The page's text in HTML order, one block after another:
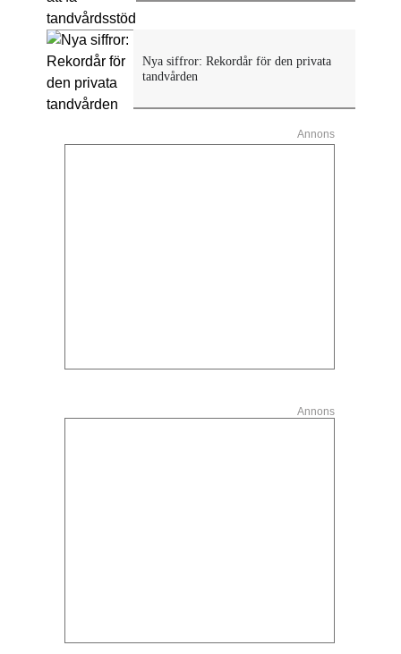
Nya siffror: Rekordår för den privata
tandvården
Annons
Annons